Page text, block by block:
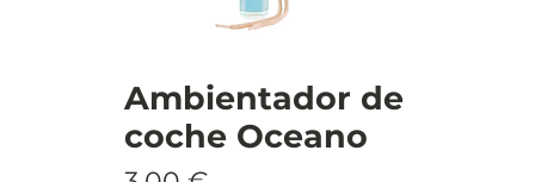
Ambientador de
coche Oceano